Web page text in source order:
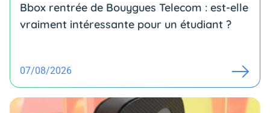
Bbox rentrée de Bouygues Telecom : est-elle
vraiment intéressante pour un étudiant ?
07/08/2026